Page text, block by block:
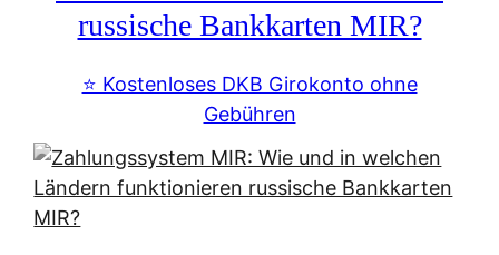
u
f
-
l
t
russische Bankkarten MIR?
⭐️ Kostenloses DKB Girokonto ohne
Gebühren